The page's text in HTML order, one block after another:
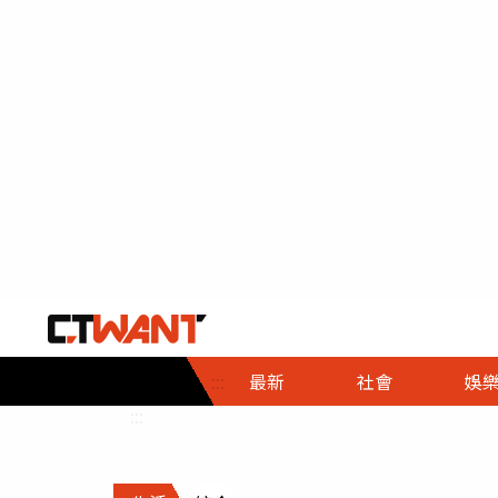
::: 最新 社會
社會首頁
時事
調查
娛樂
娛樂首頁
即時
財經首頁
熱線
政